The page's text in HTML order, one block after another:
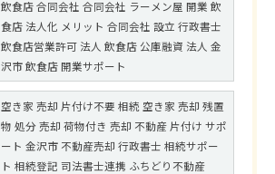
飲食店 合同会社 合同会社 ラーメン屋 開業 飲
食店 法人化 メリット 合同会社 設立 行政書士
飲食店営業許可 法人 飲食店 公庫融資 法人 金
沢市 飲食店 開業サポート
空き家 売却 片付け不要 相続 空き家 売却 残置
物 処分 売却 荷物付き 売却 不動産 片付け サポ
ート 金沢市 不動産売却 行政書士 相続サポー
ト 相続登記 司法書士連携 ふちどり不動産